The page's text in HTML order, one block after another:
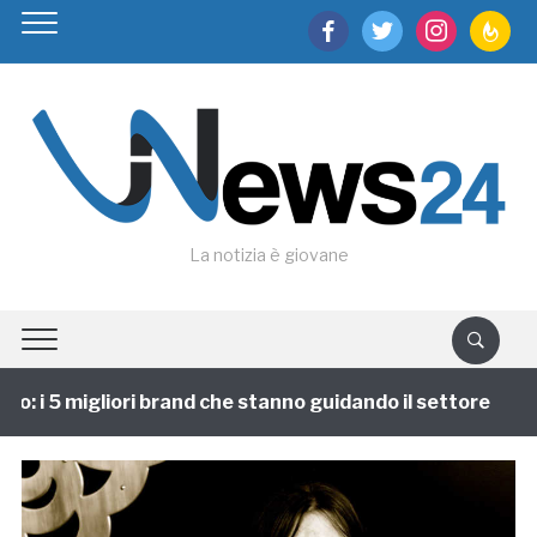
facebooktwitter instagram
La notizia è giovane
i 5 migliori brand che stanno guidando il settore